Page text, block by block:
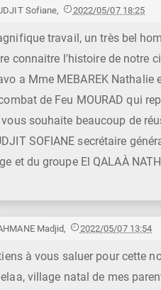
Sofiane, 2022/05/07 18:25
travail, un très bel
connaitre l'histoire de notre
a Mme MEBAREK
de Feu MOURAD qui
souhaite beaucoup de
SOFIANE secrétaire
et du groupe El QALAÀ
Madjid, 2022/05/07 13:54
à vous saluer pour cette
village natal de mes